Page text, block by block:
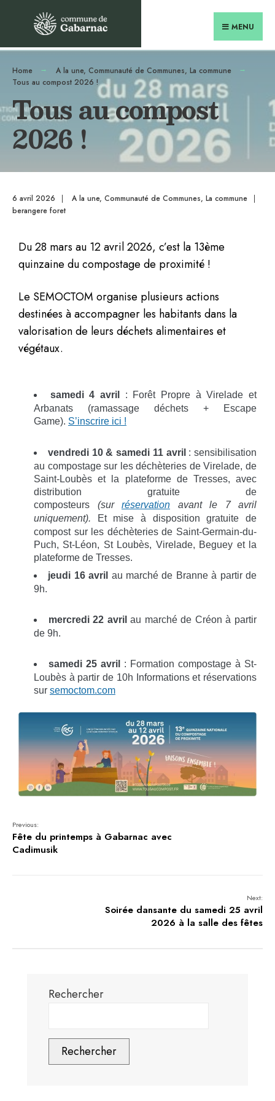
MENU
Home A la une, Communauté de Communes, La commune
Tous au compost 2026 !
Tous au compost
2026 !
6 avril 2026 | A la une, Communauté de Communes, La commune
|
berangere foret
Du 28 mars au 12 avril 2026, c’est la 13ème
quinzaine du compostage de proximité !
Le SEMOCTOM organise plusieurs actions
destinées à accompagner les habitants dans la
valorisation de leurs déchets alimentaires et
végétaux.
samedi 4 avril
: Forêt Propre à Virelade et
Arbanats (ramassage déchets + Escape
Game). S’inscrire ici !
vendredi 10 & samedi 11 avril : sensibilisation
au compostage sur les déchèteries de Virelade, de
Saint-Loubès et la plateforme de Tresses, avec
distribution gratuite de
composteurs (sur réservation avant le 7 avril
uniquement).
Et mise à disposition gratuite de
compost sur les déchèteries de Saint-Germain-du-
Puch, St-Léon, St Loubès, Virelade, Beguey et la
plateforme de Tresses.
jeudi 16 avril au marché de Branne à partir de
9h.
mercredi 22 avril au marché de Créon à partir
de 9h.
samedi 25 avril
: Formation compostage à St-
Loubès à partir de 10h Informations et réservations
sur semoctom.com
Previous:
Fête du printemps à Gabarnac avec
Cadimusik
Next:
Soirée dansante du samedi 25 avril
2026 à la salle des fêtes
Rechercher
Rechercher